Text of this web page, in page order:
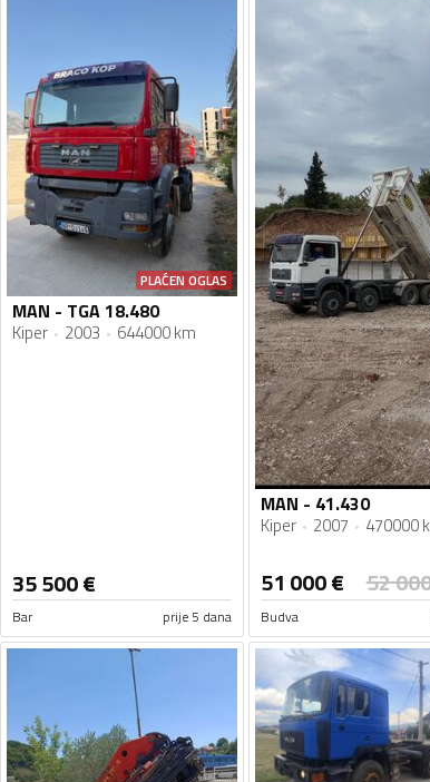
PLAĆEN OGLAS
MAN - TGA 18.480
Kiper 2003 644000 km
35 500€
Bar prije 5 dana
MAN - 41.430
Kiper 2007 470000
51 000€ 52
Budva